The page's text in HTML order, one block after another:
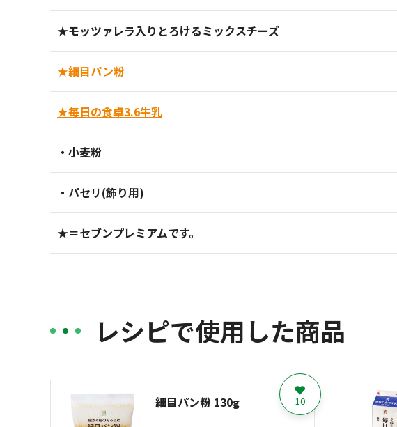
★モッツァレラ入りとろけるミックスチーズ
★細目パン粉
★毎日の食卓3.6牛乳
・小麦粉
・パセリ(飾り用)
★＝セブンプレミアムです。
レシピで使用した商品
細目パン粉 130g 10